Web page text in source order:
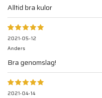
Alltid bra kulor
2021-05-12
Anders
Bra genomslag!
2021-04-14